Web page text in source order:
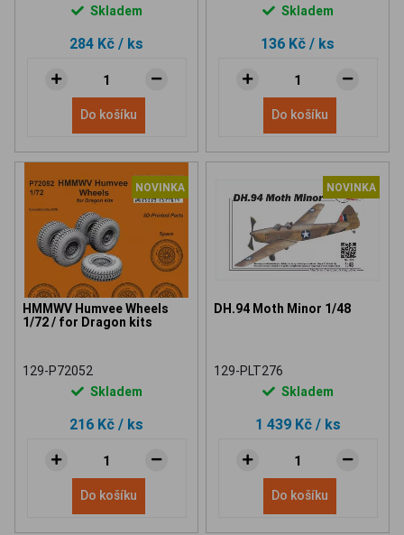
Skladem
284 Kč / ks
Do košíku
Skladem
136 Kč / ks
Do košíku
NOVINKA
HMMWV Humvee Wheels
1/72 / for Dragon kits
129-P72052
Skladem
216 Kč / ks
Do košíku
NOVINKA
DH.94 Moth Minor 1/48
129-PLT276
Skladem
1 439 Kč / ks
Do košíku